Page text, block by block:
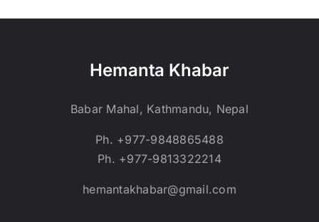
Hemanta Khabar
Babar Mahal, Kathmandu, Nepal
Ph. +977-9848865488
Ph. +977-9813322214
hemantakhabar@gmail.com